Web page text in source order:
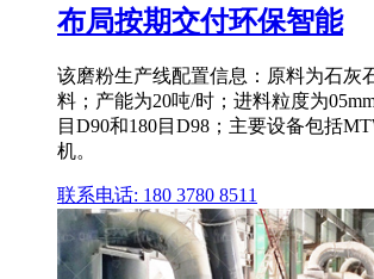
布局按期交付环保智能
该磨粉生产线配置信息：原料为石灰
料；产能为20吨/时；进料粒度为
目D90和180目D98；主要设备包括
机。
联系电话: 180 3780 8511